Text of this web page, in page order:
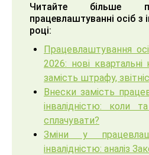
Читайте
працевлаштуванні осіб з
році:
Працевлаштування
2026: нові
замість штрафу,
Внески замість
інвалідністю: коли
сплачувати?
Зміни у
інвалідністю: аналіз